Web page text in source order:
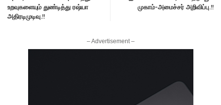
உறவுகளையும் துண்டித்து ரஷ்யா
அதிரடிமுடிவு.!!
முகாம்-அமைச்சர் அறிவிப்பு.!!
– Advertisement –